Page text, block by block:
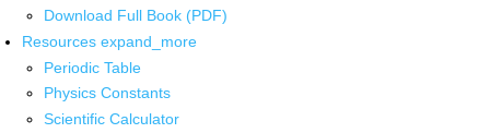
Download Full Book (PDF)
Resources expand_more
Periodic Table
Physics Constants
Scientific Calculator